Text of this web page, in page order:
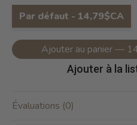
Par défaut - 14,79$CA
Ajouter à la
Évaluations (0)